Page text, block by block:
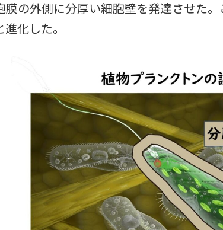
膜の外側に分厚い細胞壁を発達させた
化した。